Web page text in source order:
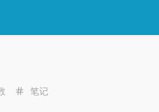
分
笔记